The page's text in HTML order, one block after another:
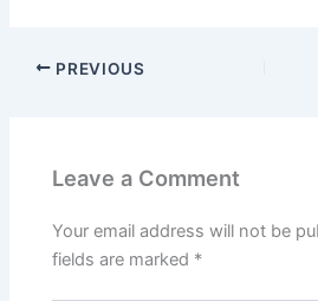
PREVIOUS
Leave a Comment
Your email address will not be
fields are marked *